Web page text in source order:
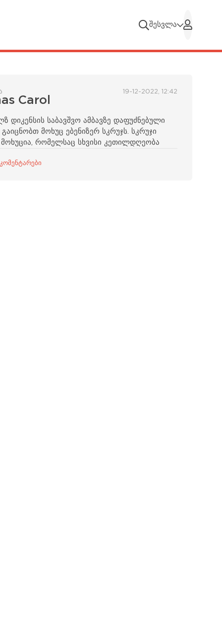
შესვლა
19-12-2022, 12:42
Carol
დიკენსის საბავშვო ამბავზე დაფუძნებული
მოხუც ებენიზერ სკრუჯს. სკრუჯი
რომელსაც სხვისი კეთილდღეობა